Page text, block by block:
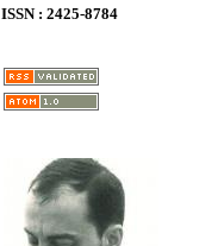
ISSN : 2425-8784